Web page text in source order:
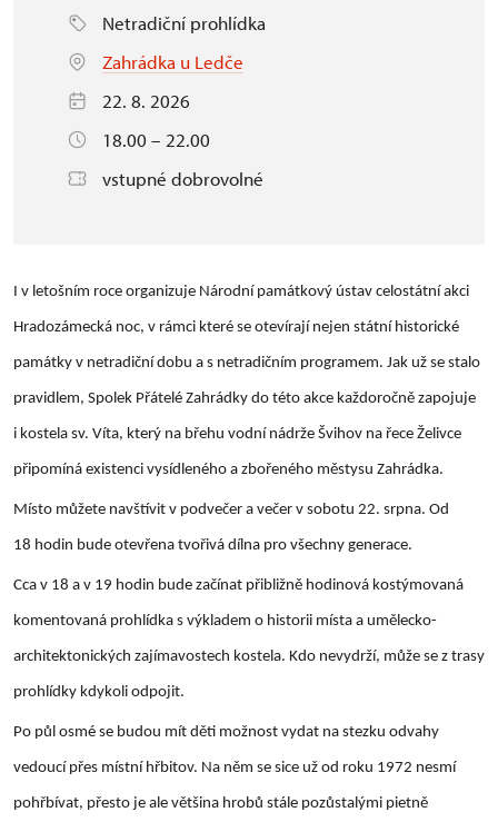
Netradiční prohlídka
Zahrádka u Ledče
22. 8. 2026
18.00 – 22.00
vstupné dobrovolné
I v letošním roce organizuje Národní památkový ústav celostátní akci
Hradozámecká noc, v rámci které se otevírají nejen státní historické
památky v netradiční dobu a s netradičním programem. Jak už se stalo
pravidlem, Spolek Přátelé Zahrádky do této akce každoročně zapojuje
i kostela sv. Víta, který na břehu vodní nádrže Švihov na řece Želivce
připomíná existenci vysídleného a zbořeného městysu Zahrádka.
Místo můžete navštívit v podvečer a večer v sobotu 22. srpna. Od
18 hodin bude otevřena tvořivá dílna pro všechny generace.
Cca v 18 a v 19 hodin bude začínat přibližně hodinová kostýmovaná
komentovaná prohlídka s výkladem o historii místa a umělecko-
architektonických zajímavostech kostela. Kdo nevydrží, může se z trasy
prohlídky kdykoli odpojit.
Po půl osmé se budou mít děti možnost vydat na stezku odvahy
vedoucí přes místní hřbitov. Na něm se sice už od roku 1972 nesmí
pohřbívat, přesto je ale většina hrobů stále pozůstalými pietně